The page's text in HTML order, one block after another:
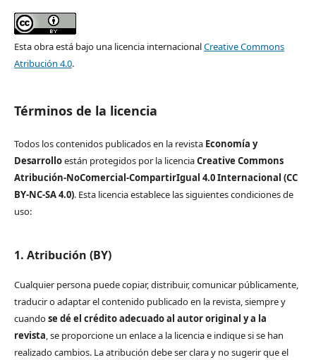
Esta obra está bajo una licencia internacionalCreative Commons
Atribución 4.0.
Términos de la licencia
Todos los contenidos publicados en la revista Economía y
Desarrolloestán protegidos por la licenciaCreative Commons
Atribución-NoComercial-CompartirIgual 4.0 Internacional (CC
BY-NC-SA 4.0). Esta licencia establece las siguientes condiciones de
uso:
1. Atribución (BY)
Cualquier persona puede copiar, distribuir, comunicar públicamente,
traducir o adaptar el contenido publicado en la revista, siempre y
cuandose dé el crédito adecuado al autor original y a la
revista, se proporcione un enlace a la licencia e indique si se han
realizado cambios. La atribución debe ser clara y no sugerir que el